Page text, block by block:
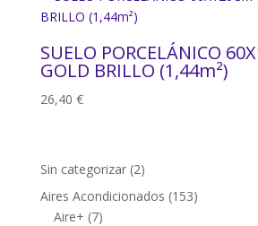
SUELO PORCELÁNICO
GOLD BRILLO (1,44m²)
26,40 €
Sin categorizar 22
productos
Aires Acondicionados 153153
Aire+ 77